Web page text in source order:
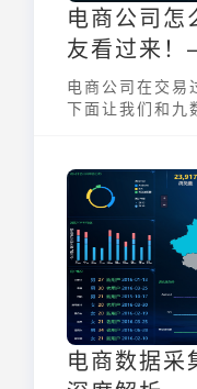
电商公司怎
友看过来
电商公司在交易
下面让我们和九
电商数据采